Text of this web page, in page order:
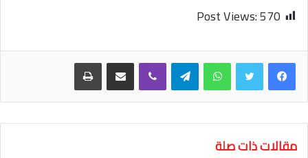
Post Views:570
واتساب تيلقرام
مقالات ذات صلة